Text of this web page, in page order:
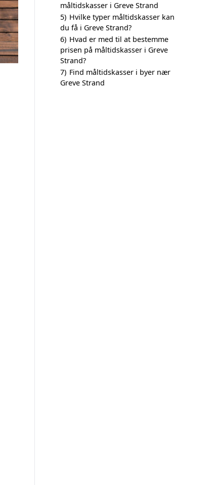
måltidskasser i Greve Strand
5) Hvilke typer måltidskasser kan
du få i Greve Strand?
6) Hvad er med til at bestemme
prisen på måltidskasser i Greve
Strand?
7) Find måltidskasser i byer nær
Greve Strand